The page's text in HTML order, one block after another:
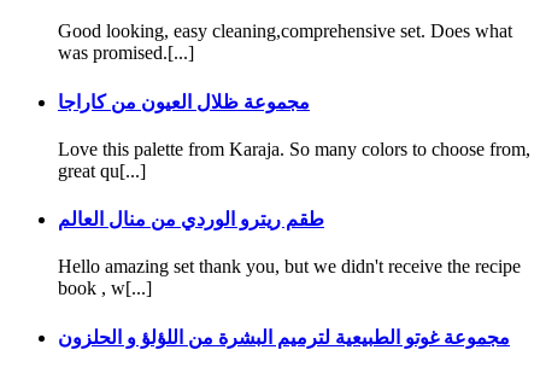
Good looking, easy cleaning,comprehensive set. Does what
was promised.[...]
مجموعة ظلال العيون من كاراجا
Love this palette from Karaja. So many colors to choose from,
great qu[...]
طقم ريترو الوردي من منال العالم
Hello amazing set thank you, but we didn't receive the recipe
book , w[...]
مجموعة غوتو الطبيعية لترميم البشرة من اللؤلؤ و الحلزون